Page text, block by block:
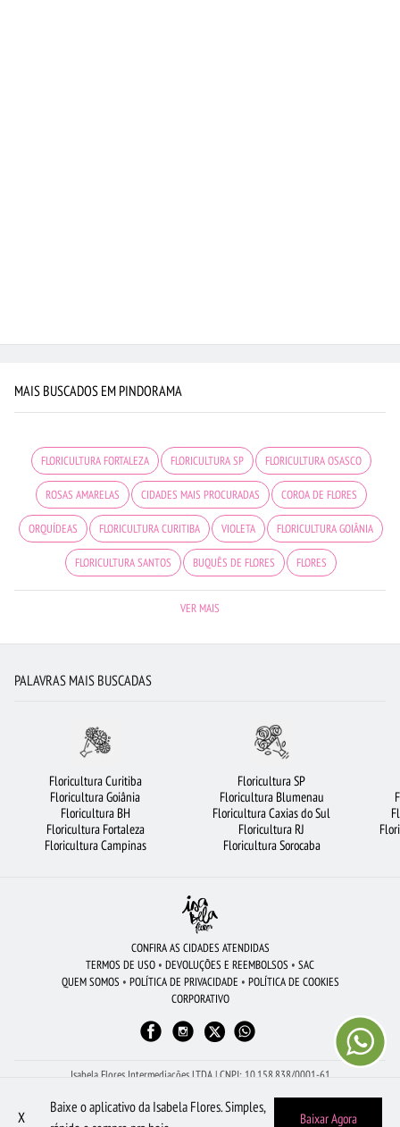
MAIS BUSCADOS EM PINDORAMA
FLORICULTURA FORTALEZA FLORICULTURA SP FLORICULTURA OSASCO
ROSAS AMARELAS CIDADES MAIS PROCURADAS COROA DE FLORES
ORQUÍDEAS FLORICULTURA CURITIBA VIOLETA FLORICULTURA GOIÂNIA
FLORICULTURA SANTOS BUQUÊS DE FLORES FLORES
BUQUÊ DE ROSAS VERMELHAS FLORICULTURA MANAUS
FLORICULTURA CAMPINAS FLORICULTURA JUNDIAÍ FLORICULTURA BRASÍLIA
URSO DE PELÚCIA CESTA DE FRUTAS FLORICULTURA PORTO ALEGRE
FLORICULTURA SÃO JOSÉ DOS CAMPOS
FLORICULTURA SANTO ANDRÉ
ROSAS BRANCAS FLORICULTURA BH FLORES VERMELHAS
FLORICULTURA UBERLÂNDIA BUQUÊ DE 20 ROSAS VERMELHAS
FLORES COLORIDAS
VER MAIS
PALAVRAS MAIS BUSCADAS
Floricultura Curitiba
Floricultura Goiânia
Floricultura BH
Floricultura Fortaleza
Floricultura Campinas
Floricultura SP
Floricultura Blumenau
Floricultura Caxias do Sul
Floricultura RJ
Floricultura Sorocaba
CONFIRA AS CIDADES ATENDIDAS
TERMOS DE USO • DEVOLUÇÕES E REEMBOLSOS • SAC
QUEM SOMOS • POLÍTICA DE PRIVACIDADE • POLÍTICA DE COOKIES
CORPORATIVO
Isabela Flores Intermediações LTDA | CNPJ: 10.158.838/0001-61
Peça pelo WhatsApp: (19) 98605-1504
X
Baixe o aplicativo da Isabela Flores. Simples,
Baixar Agora